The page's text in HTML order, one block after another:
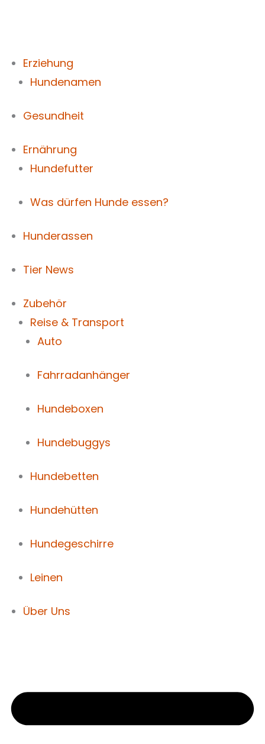
Erziehung
Hundenamen
Gesundheit
Ernährung
Hundefutter
Was dürfen Hunde essen?
Hunderassen
Tier News
Zubehör
Reise & Transport
Auto
Fahrradanhänger
Hundeboxen
Hundebuggys
Hundebetten
Hundehütten
Hundegeschirre
Leinen
Über Uns